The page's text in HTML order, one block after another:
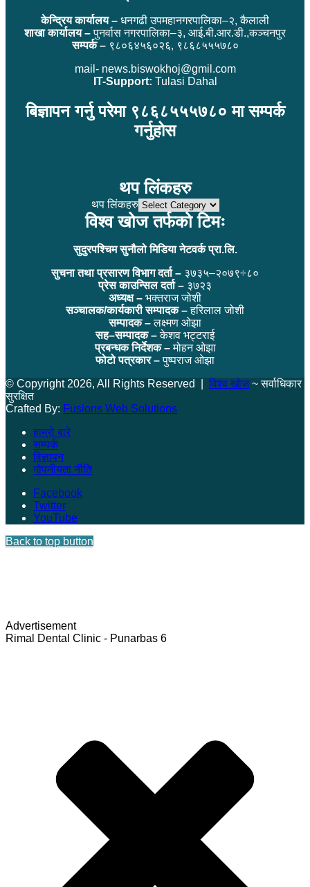
केन्द्रिय कार्यालय – धनगढी उपमहानगरपालिका–२, कैलाली
शाखा कार्यालय –पुनर्वास नगरपालिका–३, आई.बी.आर.डी.,कञ्चनपुर
सम्पर्क –९८०६४५६०२६, ९८६८५५५७८०
mail- news.biswokhoj@gmil.com
IT-Support: Tulasi Dahal
बिज्ञापन गर्नु परेमा ९८६८५५५७८० मा सम्पर्क
गर्नुहोस
थप लिंकहरु
थप लिंकहरु
विश्व खोज तर्फको टिमः
सुदुरपश्चिम सुनौलो मिडिया नेटवर्क प्रा.लि.
सुचना तथा प्रसारण विभाग दर्ता – ३७३५–२०७९÷८०
प्रेस काउन्सिल दर्ता – ३७२३
अध्यक्ष – भक्तराज जोशी
सञ्चालक/कार्यकारी सम्पादक –हरिलाल जोशी
सम्पादक –लक्ष्मण ओझा
सह–सम्पादक –केशव भट्टराई
प्रबन्धक निर्देशक –मोहन ओझा
फोटो पत्रकार –पुष्पराज ओझा
© Copyright 2026, All Rights Reserved | विश्व खोज~ सर्वाधिकार
सुरक्षित
Crafted By: Fusions Web Solutions
हाम्रो बारे
सम्पर्क
विज्ञापन
गोपनीयता नीति
Facebook
Twitter
YouTube
Back to top button
Advertisement
Rimal Dental Clinic - Punarbas 6